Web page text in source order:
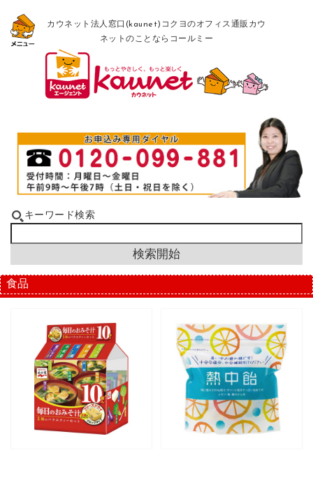
カウネット法人窓口(kaunet)コクヨのオフィス通販カウ
ネットのことならコールミー
キーワード検索
食品